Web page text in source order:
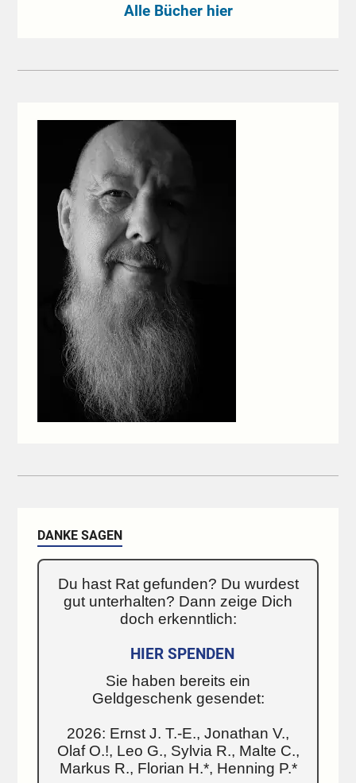
Alle Bücher hier
DANKE SAGEN
Du hast Rat gefunden? Du wurdest
gut unterhalten? Dann zeige Dich
doch erkenntlich:
HIER SPENDEN
Sie haben bereits ein
Geldgeschenk gesendet:
2026: Ernst J. T.-E., Jonathan V.,
Olaf O.!, Leo G., Sylvia R., Malte C.,
Markus R., Florian H.*, Henning P.*